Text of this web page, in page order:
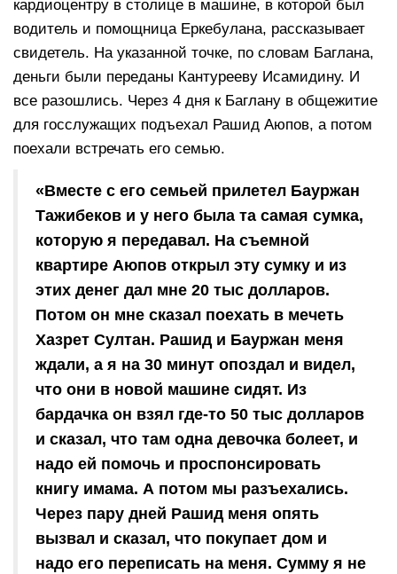
кардиоцентру в столице в машине, в которой был
водитель и помощница Еркебулана, рассказывает
свидетель. На указанной точке, по словам Баглана,
деньги были переданы Кантурееву Исамидину. И
все разошлись. Через 4 дня к Баглану в общежитие
для госслужащих подъехал Рашид Аюпов, а потом
поехали встречать его семью.
«Вместе с его семьей прилетел Бауржан
Тажибеков и у него была та самая сумка,
которую я передавал. На съемной
квартире Аюпов открыл эту сумку и из
этих денег дал мне 20 тыс долларов.
Потом он мне сказал поехать в мечеть
Хазрет Султан. Рашид и Бауржан меня
ждали, а я на 30 минут опоздал и видел,
что они в новой машине сидят. Из
бардачка он взял где-то 50 тыс долларов
и сказал, что там одна девочка болеет, и
надо ей помочь и проспонсировать
книгу имама. А потом мы разъехались.
Через пару дней Рашид меня опять
вызвал и сказал, что покупает дом и
надо его переписать на меня. Сумму я не